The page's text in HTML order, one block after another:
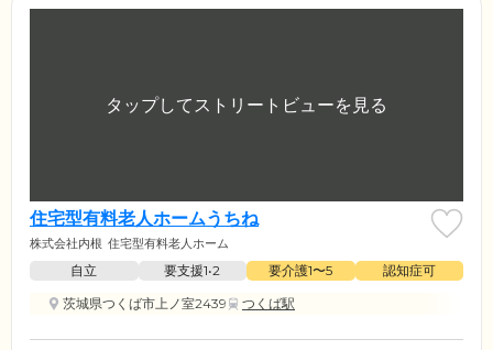
住宅型有料老人ホームうちね
株式会社内根 住宅型有料老人ホーム
自立 要支援1•2 要介護1〜5
認知症可
茨城県つくば市上ノ室2439
つくば駅